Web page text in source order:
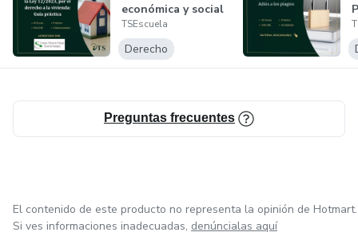
económica y social
en lo...
TSEscuela
Derecho
Preguntas frecuentes
El contenido de este producto no representa la opinión de Hotmart.
Si ves informaciones inadecuadas, denúncialas aquí